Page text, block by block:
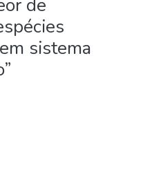
de
sistema